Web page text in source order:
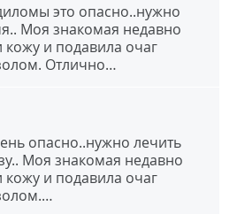
это опасно..нужно
Моя знакомая недавно
и подавила очаг
Отлично…
опасно..нужно лечить
Моя знакомая недавно
и подавила очаг